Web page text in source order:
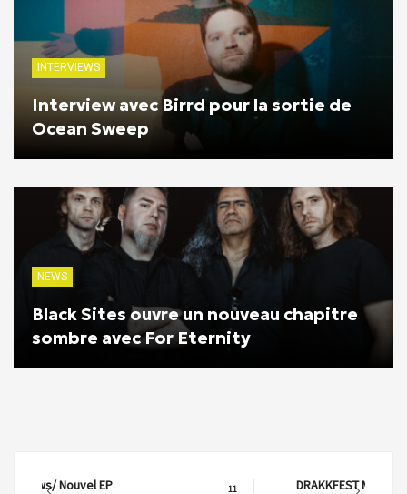
INTERVIEWS
Interview avec Birrd pour la sortie de
Ocean Sweep
NEWS
Black Sites ouvre un nouveau chapitre
sombre avec For Eternity
11
DRAKKFEST METAL FEST